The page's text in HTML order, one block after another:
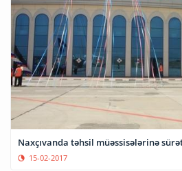
Naxçıvanda təhsil müəssisələrinə
15-02-2017